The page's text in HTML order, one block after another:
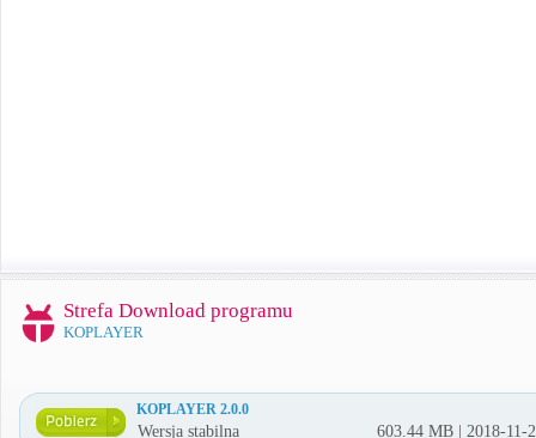
Strefa Download programu
KOPLAYER
KOPLAYER 2.0.0
Wersja stabilna 603.44 MB | 2018-11-